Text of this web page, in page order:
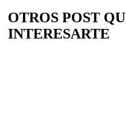
OTROS POST
INTERESARTE